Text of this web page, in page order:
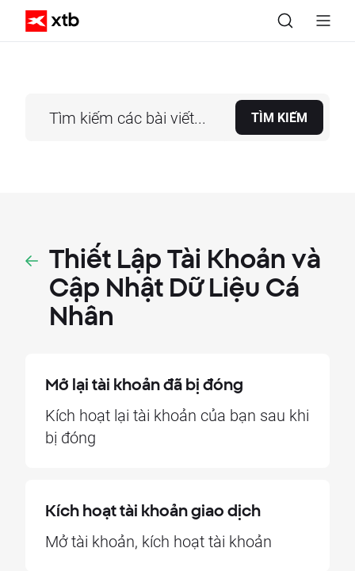
TÌM KIẾM
Thiết Lập Tài Khoản và
Cập Nhật Dữ Liệu Cá
Nhân
Mở lại tài khoản đã bị đóng
Kích hoạt lại tài khoản của bạn sau khi
bị đóng
Kích hoạt tài khoản giao dịch
Mở tài khoản, kích hoạt tài khoản